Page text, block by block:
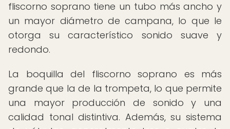
fliscorno soprano tiene un tubo más ancho y
un mayor diámetro de campana, lo que le
otorga su característico sonido suave y
redondo.
La boquilla del fliscorno soprano es más
grande que la de la trompeta, lo que permite
una mayor producción de sonido y una
calidad tonal distintiva. Además, su sistema